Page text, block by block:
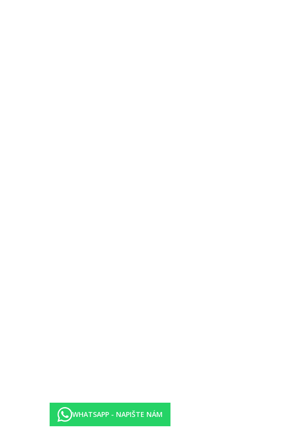
EC karta, Visa a American Express.
individuálně regulovatelnou klimatizací (od května do října). Koupelna se sprchou.
individuálně regulovatelnou klimatizací (od května do října). Koupelna se sprchou.
individuálně regulovatelnou klimatizací (od května do října). Koupelna se sprchou.
individuálně regulovatelnou klimatizací (od května do října). Koupelna se sprchou.
WHATSAPP - NAPIŠTE NÁM